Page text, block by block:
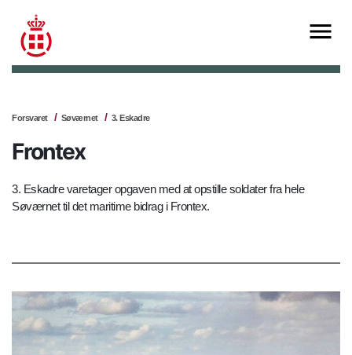
Forsvaret Søværnet 3. Eskadre
Frontex
3. Eskadre varetager opgaven med at opstille soldater fra hele
Søværnet til det maritime bidrag i Frontex.